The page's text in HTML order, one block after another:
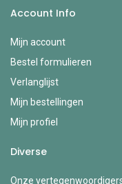
Account Info
Mijn account
Bestel formulieren
Verlanglijst
Mijn bestellingen
Mijn profiel
Diverse
Onze